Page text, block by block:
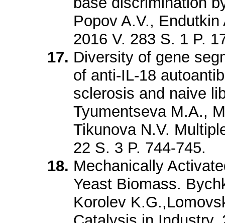
Popov A.V.,
2016 V. 283 S. 1 P.
Diversity of gene
of anti-IL-18
sclerosis and naive
Tyumentseva M.A.,
Tikunova N.V.
22 S. 3 P. 744-745.
Mechanically
Yeast Biomass.
Korolev